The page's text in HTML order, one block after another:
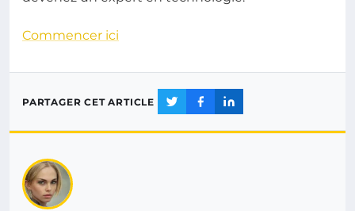
Commencer ici
PARTAGER CET ARTICLE